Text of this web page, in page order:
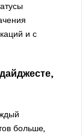
и с
больше,